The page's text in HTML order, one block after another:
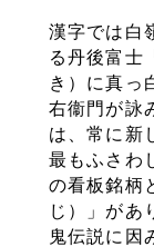
漢字では白
る丹後富士
き）に真っ
右衞門が詠
は、常に新
最もふさわ
の看板銘柄
じ）」があ
鬼伝説に因